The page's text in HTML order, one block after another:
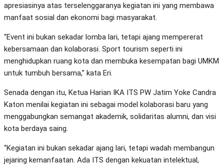
apresiasinya atas terselenggaranya kegiatan ini yang membawa
manfaat sosial dan ekonomi bagi masyarakat.
“Event ini bukan sekadar lomba lari, tetapi ajang mempererat
kebersamaan dan kolaborasi. Sport tourism seperti ini
menghidupkan ruang kota dan membuka kesempatan bagi UMKM
untuk tumbuh bersama,” kata Eri.
Senada dengan itu, Ketua Harian IKA ITS PW Jatim Yoke Candra
Katon menilai kegiatan ini sebagai model kolaborasi baru yang
menggabungkan semangat akademik, solidaritas alumni, dan visi
kota berdaya saing.
“Kegiatan ini bukan sekadar ajang lari, tetapi wadah membangun
jejaring kemanfaatan. Ada ITS dengan kekuatan intelektual,